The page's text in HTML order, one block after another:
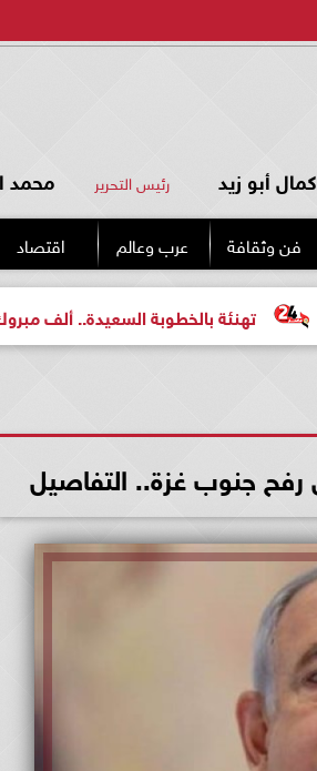
كمال أبو زيد رئيس التحرير محمد
فن وثقافة عرب وعالم اقتصاد
تهنئة بالخطوبة السعيدة.. ألف مبروك
رفح جنوب غزة.. التفاصيل